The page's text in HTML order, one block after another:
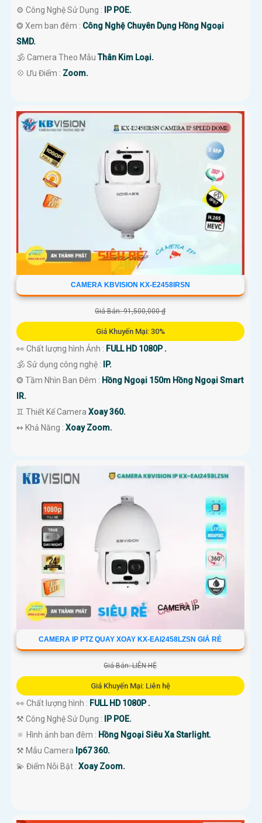
⚙ Công Nghệ Sử Dụng :
IP POE.
❂ Xem ban đêm : Công Nghệ Chuyên Dụng Hồng Ngoại
SMD.
🕉️ Camera Theo MẫuThân Kim Loại.
️💠 Ưu Điểm : Zoom.
CAMERA KBVISION KX-E2458IRSN
Giá Bán: 91,500,000 ₫
Giá Khuyến Mại: 30%
👀 Chất lượng hình Ảnh : FULL HD 1080P .
🕉️ Sử dụng công nghệ :
IP.
❂ Tầm Nhìn Ban Đêm : Hồng Ngoại 150m Hồng Ngoại Smart
IR.
♊ Thiết Kế Camera Xoay 360.
️↭ Khả Năng : Xoay Zoom.
CAMERA IP PTZ QUAY XOAY KX-EAI2458LZSN GIÁ RẺ
Giá Bán: LIÊN HỆ
Giá Khuyến Mại: Liên hệ
👀 Chất lượng hình : FULL HD 1080P .
⚒ Công Nghệ Sử Dụng :
IP POE.
🔅 Hình ảnh ban đêm : Hồng Ngoại Siêu Xa Starlight.
⚒ Mẫu Camera Ip67 360.
️💫 Điểm Nỗi Bật : Xoay Zoom.